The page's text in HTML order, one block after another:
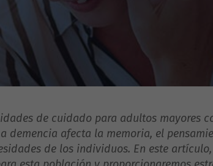
de cuidado para adultos mayores
demencia afecta la memoria, el
de los individuos. En este